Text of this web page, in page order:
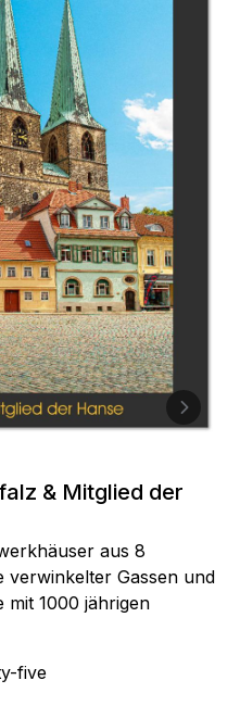
& Mitglied der
aus 8
Gassen und
mit 1000 jährigen
five